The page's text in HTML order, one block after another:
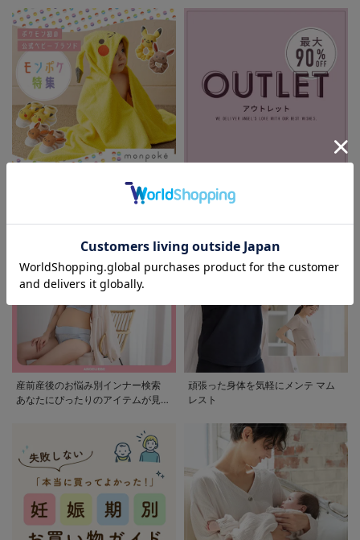
産前産後のお悩み別インナー検索
あなたにぴったりのアイテムが見つ
頑張った身体を気軽にメンテ マム
レスト